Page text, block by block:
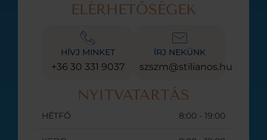
ELÉRHETŐSÉGEK
HÍVJ MINKET
+36 30 331 9037
ÍRJ NEKÜNK
szszm@stilianos.hu
NYITVATARTÁS
HÉTFŐ 8:00 - 19:00